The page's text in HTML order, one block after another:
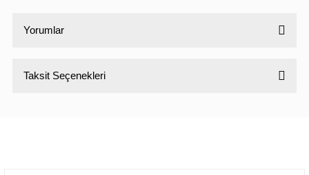
Yorumlar
Taksit Seçenekleri